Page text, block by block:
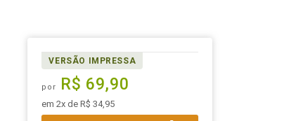
VERSÃO IMPRESSA
por R$ 69,90
em 2x de R$ 34,95